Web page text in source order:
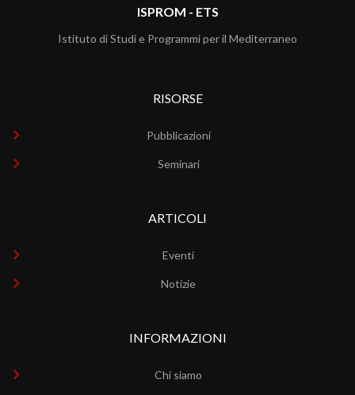
ISPROM - ETS
Istituto di Studi e Programmi per il Mediterraneo
RISORSE
Pubblicazioni
Seminari
ARTICOLI
Eventi
Notizie
INFORMAZIONI
Chi siamo